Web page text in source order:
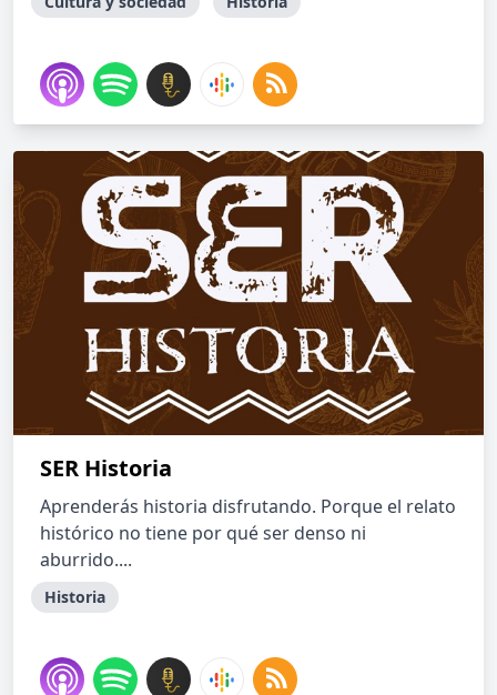
SER Historia
Aprenderás historia disfrutando. Porque el relato
histórico no tiene por qué ser denso ni
aburrido....
Historia